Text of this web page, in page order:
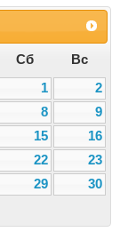
Сб
Вс
1
2
8
9
15
16
22
23
29
30